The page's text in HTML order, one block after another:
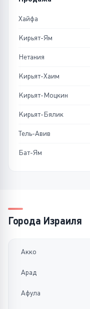
Хайфа
Кирьят-Ям
Нетания
Кирьят-Хаим
Кирьят-Моцкин
Кирьят-Бялик
Тель-Авив
Бат-Ям
Города Израиля
Акко
Арад
Афула